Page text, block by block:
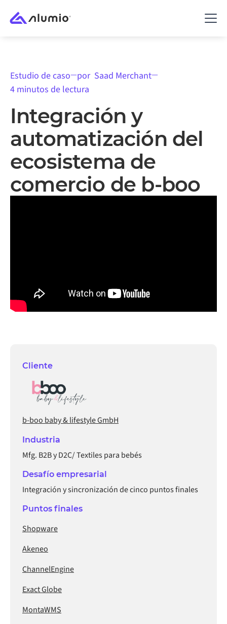
Estudio de caso—por Saad Merchant—
4 minutos de lectura
Integración y
automatización del
ecosistema de
comercio de b-boo
Cliente
b-boo baby & lifestyle GmbH
Industria
Mfg. B2B y D2C/ Textiles para bebés
Desafío empresarial
Integración y sincronización de cinco puntos finales
Puntos finales
Shopware
Akeneo
ChannelEngine
Exact Globe
MontaWMS